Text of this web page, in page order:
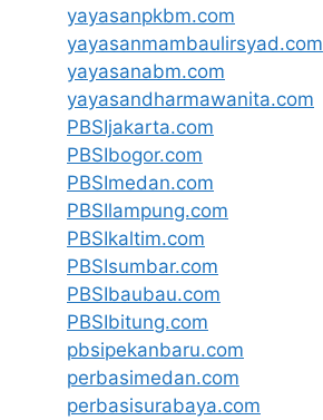
yayasanpkbm.com
yayasanmambaulirsyad.com
yayasanabm.com
yayasandharmawanita.com
PBSIjakarta.com
PBSIbogor.com
PBSImedan.com
PBSIlampung.com
PBSIkaltim.com
PBSIsumbar.com
PBSIbaubau.com
PBSIbitung.com
pbsipekanbaru.com
perbasimedan.com
perbasisurabaya.com